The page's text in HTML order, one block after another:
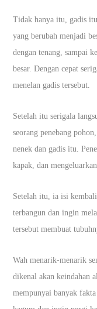
Tidak hanya itu, gadis
yang berubah menjadi
dengan tenang, sampai
besar. Dengan cepat
menelan gadis tersebut.
Setelah itu serigala
seorang penebang
nenek dan gadis itu.
kapak, dan
Setelah itu, ia isi
terbangun dan ingin
tersebut membuat
Wah menarik-menarik
dikenal akan keindahan
mempunyai banyak